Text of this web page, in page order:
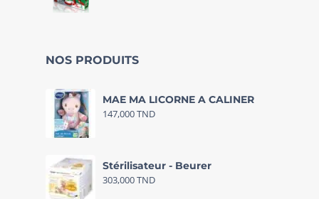
NOS PRODUITS
MAE MA LICORNE A CALINER
147,000TND
Stérilisateur - Beurer
303,000TND